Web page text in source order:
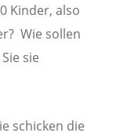
Kinder, also
Wie sollen
sie
schicken die